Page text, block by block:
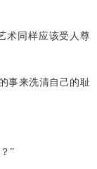
同样应该受人尊
事来洗清自己的耻
”